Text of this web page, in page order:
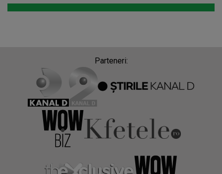
Parteneri: